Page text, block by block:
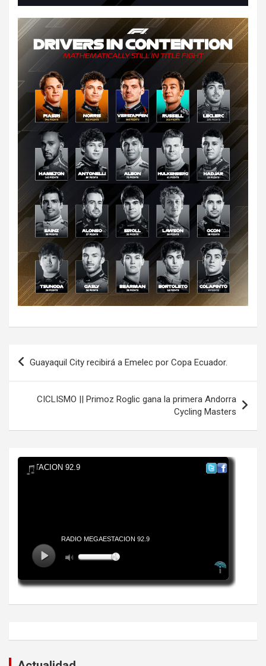
Navegación
de
Guayaquil City recibirá a Emelec por Copa Ecuador.
CICLISMO || Primoz Roglic gana la primera Andorra
Cycling Masters